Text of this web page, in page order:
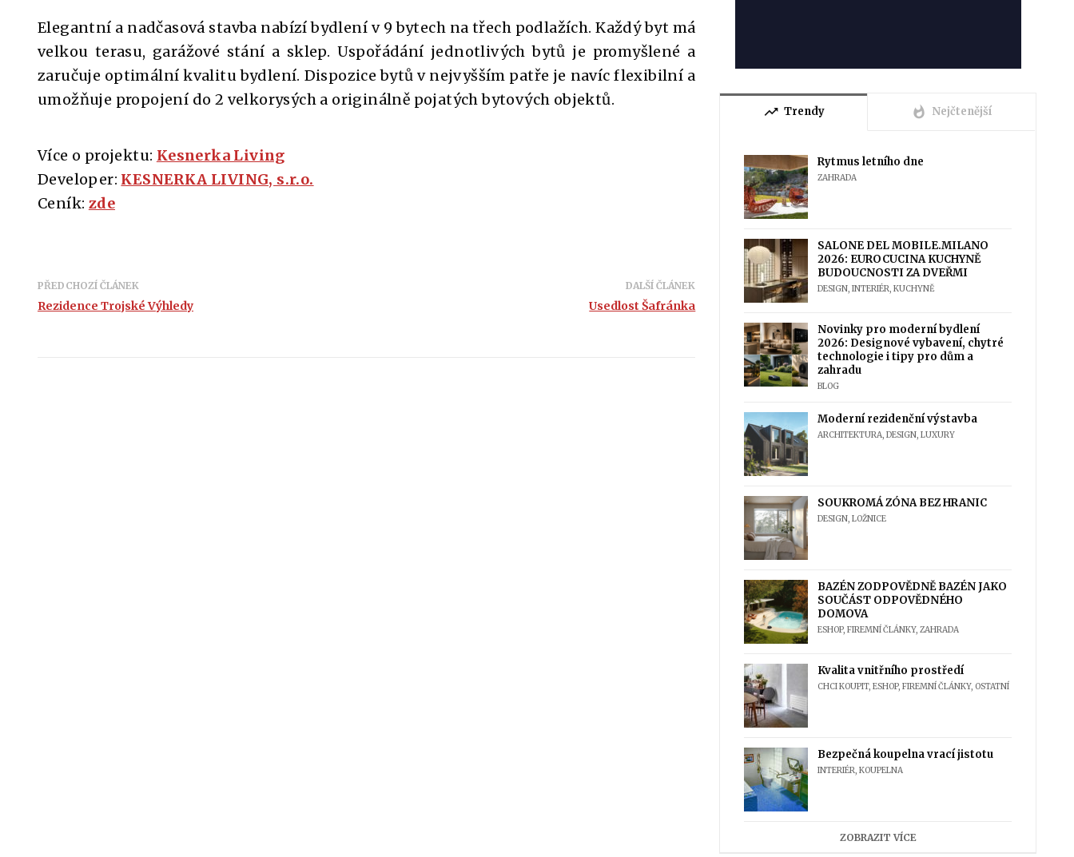
Elegantní a nadčasová stavba nabízí bydlení v 9 bytech na třech podlažích. Každý byt má
velkou terasu, garážové stání a sklep. Uspořádání jednotlivých bytů je promyšlené a
zaručuje optimální kvalitu bydlení. Dispozice bytů v nejvyšším patře je navíc flexibilní a
umožňuje propojení do 2 velkorysých a originálně pojatých bytových objektů.
Více o projektu: Kesnerka Living
Developer: KESNERKA LIVING, s.r.o.
Ceník: zde
PŘEDCHOZÍ ČLÁNEK
Rezidence Trojské Výhledy
DALŠÍ ČLÁNEK
Usedlost Šafránka
trending_up Trendy whatshot Nejčtenější
Rytmus letního dne
ZAHRADA
SALONE DEL MOBILE.MILANO
2026: EUROCUCINA KUCHYNĚ
BUDOUCNOSTI ZA DVEŘMI
DESIGN,INTERIÉR,KUCHYNĚ
Novinky pro moderní bydlení
2026: Designové vybavení, chytré
technologie i tipy pro dům a
zahradu
BLOG
Moderní rezidenční výstavba
ARCHITEKTURA,DESIGN,LUXURY
SOUKROMÁ ZÓNA BEZ HRANIC
DESIGN,LOŽNICE
BAZÉN ZODPOVĚDNĚ BAZÉN JAKO
SOUČÁST ODPOVĚDNÉHO
DOMOVA
ESHOP,FIREMNÍ ČLÁNKY,ZAHRADA
Kvalita vnitřního prostředí
CHCI KOUPIT,ESHOP,FIREMNÍ ČLÁNKY, OSTATNÍ
Bezpečná koupelna vrací jistotu
INTERIÉR,KOUPELNA
ZOBRAZIT VÍCE